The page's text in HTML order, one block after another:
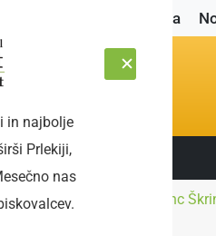
Naslovnica
nam:
in najbolje
Prlekiji,
nas
Ekipa Avtoličarstvo Franc